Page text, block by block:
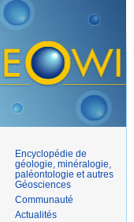
Encyclopédie de
géologie, minéralogie,
paléontologie et autres
Géosciences
Communauté
Actualités